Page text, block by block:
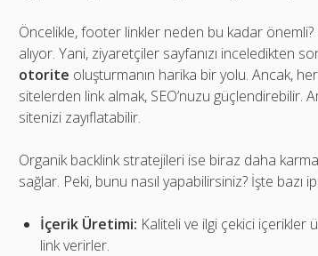
Öncelikle, footer linkler neden bu kadar
alıyor. Yani, ziyaretçiler sayfanızı inceledikten
otorite oluşturmanın harika bir yolu. Ancak,
sitelerden link almak, SEO’nuzu güçlendirebilir.
sitenizi zayıflatabilir.
Organik backlink stratejileri ise biraz daha
sağlar. Peki, bunu nasıl yapabilirsiniz? İşte bazı
İçerik Üretimi: Kaliteli ve ilgi çekici içerikler
link verirler.